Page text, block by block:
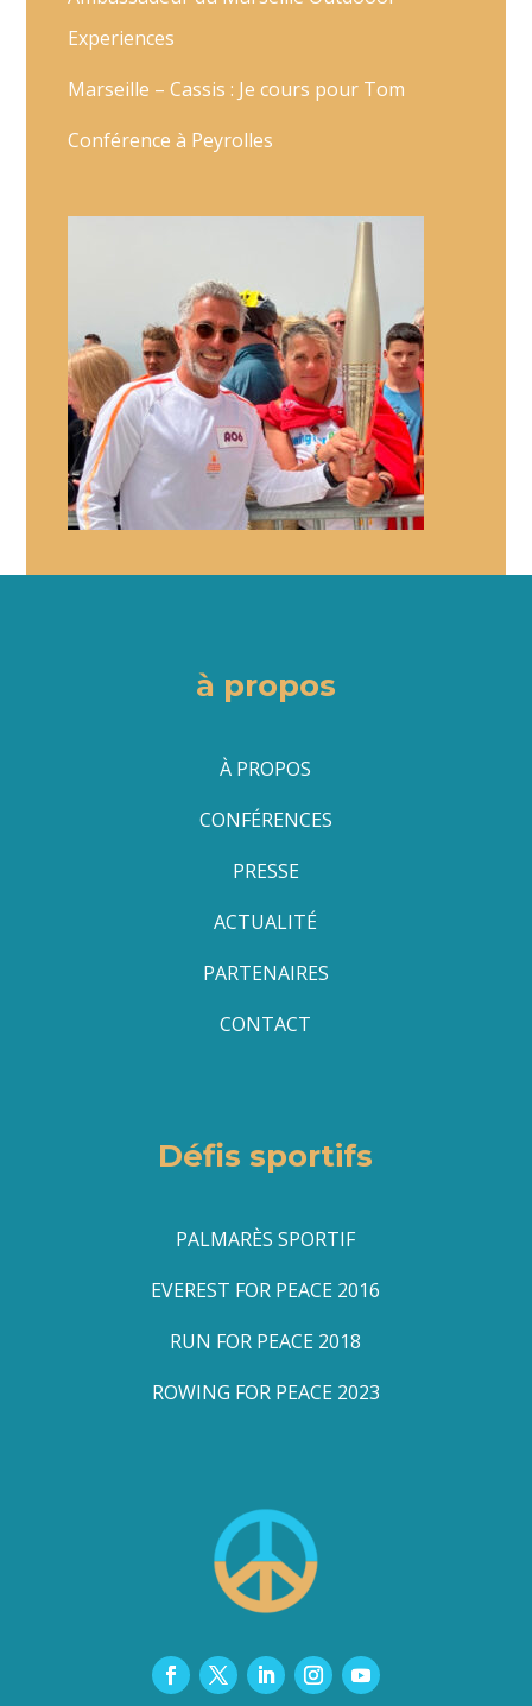
Experiences
Marseille – Cassis : Je cours pour Tom
Conférence à Peyrolles
à propos
À PROPOS
CONFÉRENCES
PRESSE
ACTUALITÉ
PARTENAIRES
CONTACT
Défis sportifs
PALMARÈS SPORTIF
EVEREST FOR PEACE 2016
RUN FOR PEACE 2018
ROWING FOR PEACE 2023